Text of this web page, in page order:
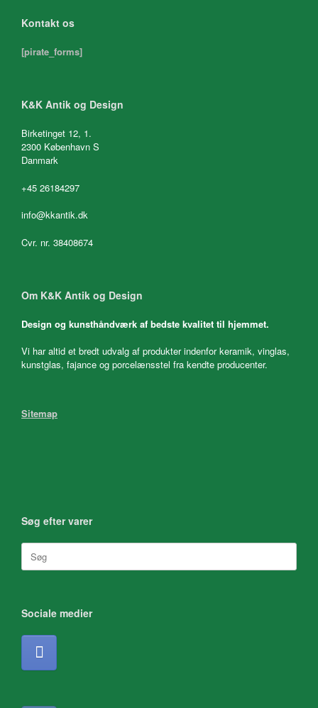
Kontakt os
[pirate_forms]
K&K Antik og Design
Birketinget 12, 1.
2300 København S
Danmark
+45 26184297
info@kkantik.dk
Cvr. nr. 38408674
Om K&K Antik og Design
Design og kunsthåndværk af bedste kvalitet til hjemmet.
Vi har altid et bredt udvalg af produkter indenfor keramik, vinglas,
kunstglas, fajance og porcelænsstel fra kendte producenter.
Sitemap
Søg efter varer
efter:
Sociale medier